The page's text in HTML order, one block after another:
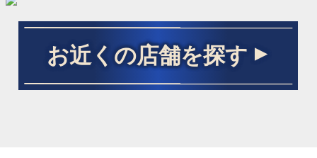
お近くの店舗を探す